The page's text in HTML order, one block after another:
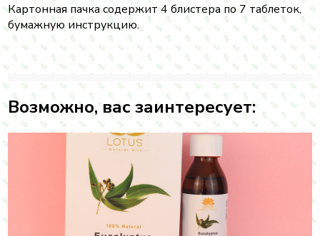
Картонная пачка содержит 4 блистера по 7 таблеток,
бумажную инструкцию.
Возможно, вас заинтересует: